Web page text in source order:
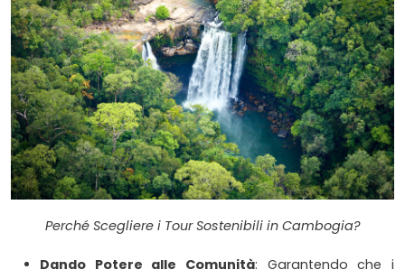
Perché Scegliere i Tour Sostenibili in Cambogia?
Dando Potere alle Comunità: Garantendo che i